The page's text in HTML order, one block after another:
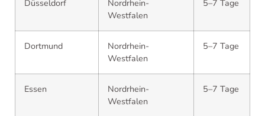
Düsseldorf
Nordrhein-
Westfalen
5–7 Tage
Dortmund
Nordrhein-
Westfalen
5–7 Tage
Essen
Nordrhein-
Westfalen
5–7 Tage